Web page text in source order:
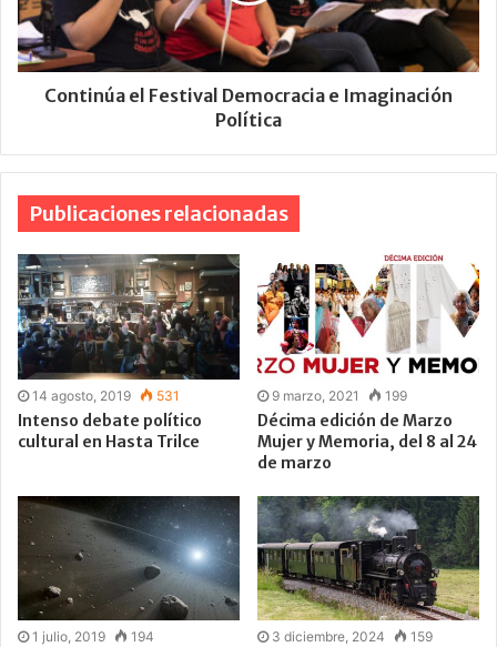
Continúa el Festival Democracia e Imaginación
Política
Publicaciones relacionadas
14 agosto, 2019 531
Intenso debate político
cultural en Hasta Trilce
9 marzo, 2021 199
Décima edición de Marzo
Mujer y Memoria, del 8 al 24
de marzo
1 julio, 2019 194 3 diciembre, 2024 159